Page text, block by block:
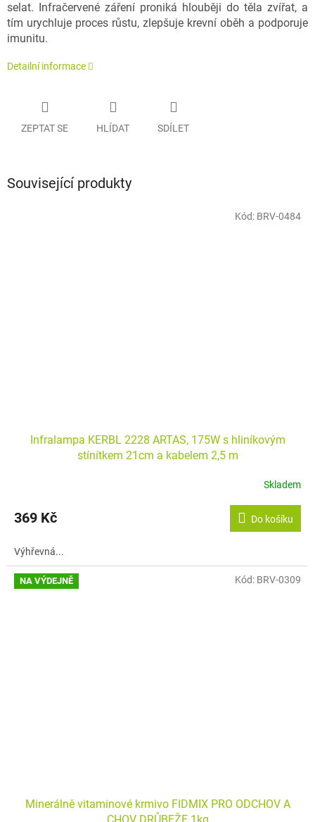
selat. Infračervené záření proniká hlouběji do těla zvířat, a
tím urychluje proces růstu, zlepšuje krevní oběh a podporuje
imunitu.
Detailní informace
ZEPTAT SE HLÍDAT SDÍLET
Související produkty
Infralampa KERBL 2228 ARTAS, 175W s hliníkovým
stínítkem 21cm a kabelem 2,5 m
Skladem
369 Kč Do košíku
Výhřevná...
Kód: BRV-0484
NA VÝDEJNĚ
Minerálně vitaminové krmivo FIDMIX PRO ODCHOV A
Kód: BRV-0309